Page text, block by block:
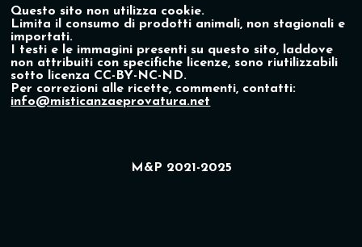
Questo sito non utilizza cookie.
Limita il consumo di prodotti animali, non stagionali e
importati.
I testi e le immagini presenti su questo sito, laddove
non attribuiti con specifiche licenze, sono riutilizzabili
sotto licenza CC-BY-NC-ND.
Per correzioni alle ricette, commenti, contatti:
info@misticanzaeprovatura.net
M&P 2021-2025